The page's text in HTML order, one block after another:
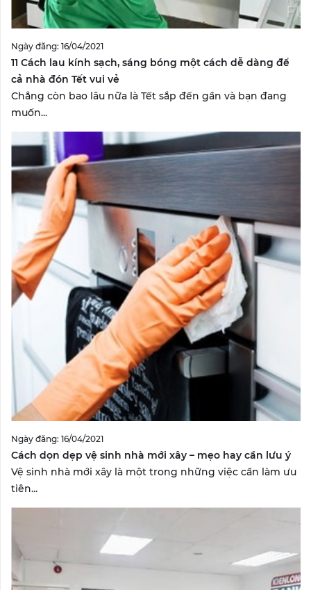
Ngày đăng: 16/04/2021
11 Cách lau kính sạch, sáng bóng một cách dễ dàng để
cả nhà đón Tết vui vẻ
Chẳng còn bao lâu nữa là Tết sắp đến gần và bạn đang
muốn...
Ngày đăng: 16/04/2021
Cách dọn dẹp vệ sinh nhà mới xây – mẹo hay cần lưu ý
Vệ sinh nhà mới xây là một trong những việc cần làm ưu
tiên...